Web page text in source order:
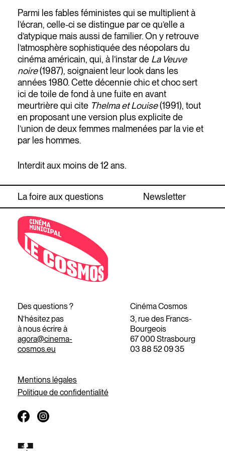
Parmi les fables féministes qui se multiplient à
l’écran, celle-ci se distingue par ce qu’elle a
d’atypique mais aussi de familier. On y retrouve
l’atmosphère sophistiquée des néopolars du
cinéma américain, qui, à l’instar de La Veuve
noire(1987), soignaient leur look dans les
années 1980. Cette décennie chic et choc sert
ici de toile de fond à une fuite en avant
meurtrière qui cite Thelma et Louise(1991), tout
en proposant une version plus explicite de
l’union de deux femmes malmenées par la vie et
par les hommes.
Interdit aux moins de 12 ans.
La foire aux questions Newsletter
Des questions ?
N’hésitez pas
à nous écrire à
agora@cinema-
cosmos.eu
Cinéma Cosmos
3, rue des Francs-
Bourgeois
67 000 Strasbourg
03 88 52 09 35
Mentions légales
Politique de confidentialité